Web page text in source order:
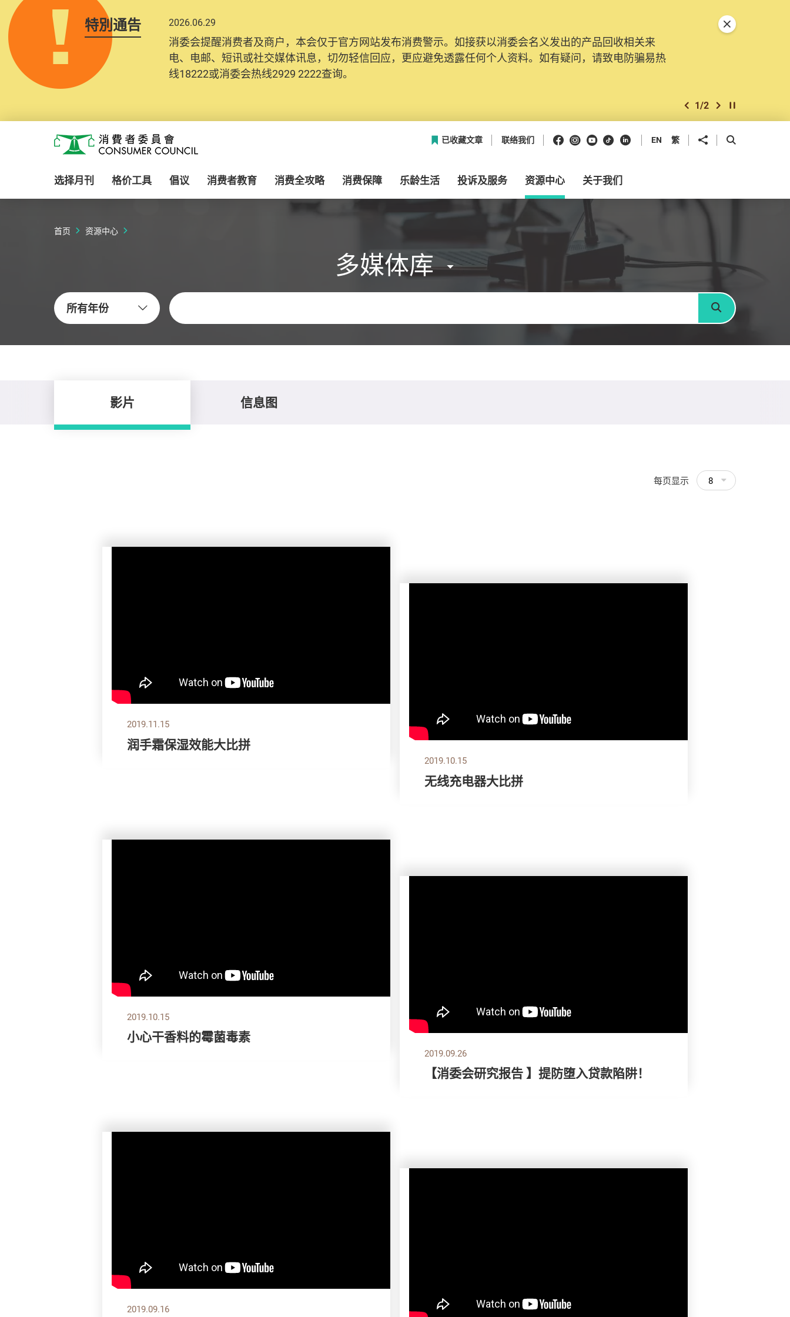
特別通告 2026.06.29
消委会提醒消费者及商户，本会仅于官方网站发布消费警示。如接获以消委会名义发出的产品回收相关来
电、电邮、短讯或社交媒体讯息，切勿轻信回应，更应避免透露任何个人资料。如有疑问，请致电防骗易热
线18222或消委会热线2929 2222查询。
2025.10.31
为提升使用者体验及网络安全，本会的投诉处理系统已经进行升级及推出新功能。由2025年11月10日起，
消费者需要提供基本联络资料（包括姓名、电邮及电话）注册帐户，才可提交投诉、查询及建议。所有提交
纪录将清晰整合于帐户中，方便日后作出跟进。
上一个
2/2 下一个开始/暂停幻灯
关闭特別通告
消费者委员会
已收藏文章 联络我们 Facebook
Instagram
Youtube
抖音领英 EN 繁 分享到 开启搜寻框
选择月刊 格价工具 倡议 消费者教育 消费全攻略 消费保障 乐龄生活 投诉及服务 资源中心 关于我们
首页 资源中心
多媒体库
所有年份
关键字
搜寻
影片 信息图
每页显示 8
2019.11.15
润手霜保湿效能大比拼
2019.10.15
无线充电器大比拼
2019.10.15
小心干香料的霉菌毒素
2019.09.26
【消委会研究报告 】提防堕入贷款陷阱！
2019.09.16